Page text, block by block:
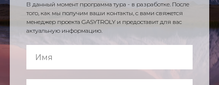
В данный момент программа тура - в разработке. После
того, как мы получим ваши контакты, с вами свяжется
менеджер проекта GASYTROLY и предоставит для вас
актуальную информацию.